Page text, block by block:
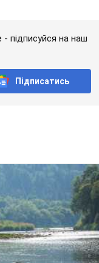
як
кордоном
Європи